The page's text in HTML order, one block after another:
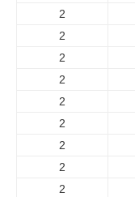
2
2
2
2
2
2
2
2
2